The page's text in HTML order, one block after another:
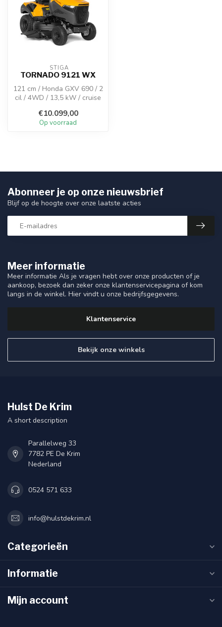
STIGA
TORNADO 9121 WX
121 cm / Honda GXV 690 / 2
cil / 4WD / 13,5 kW / cruise
€10.099,00
Op voorraad
Meer informatie
Meer informatie Als je vragen hebt over onze producten of je
aankoop, bezoek dan zeker onze klantenservicepagina of kom
langs in de winkel. Hier vindt u onze bedrijfsgegevens.
Klantenservice
Bekijk onze winkels
Abonneer je op onze nieuwsbrief
Blijf op de hoogte over onze laatste acties
Hulst De Krim
A short description
Parallelweg 33
7782 PE De Krim
Nederland
0524 571 633
info@hulstdekrim.nl
Categorieën
Informatie
Mijn account